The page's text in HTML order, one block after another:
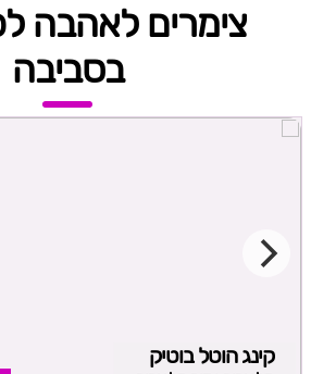
צימרים לאהבה
בסביבה
קינג הוטל בוטיק